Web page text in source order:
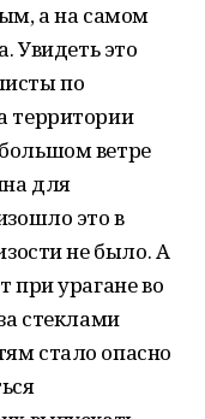
а на самом
Увидеть это
по
территории
ветре
для
это в
не было. А
при урагане во
стеклами
стало опасно